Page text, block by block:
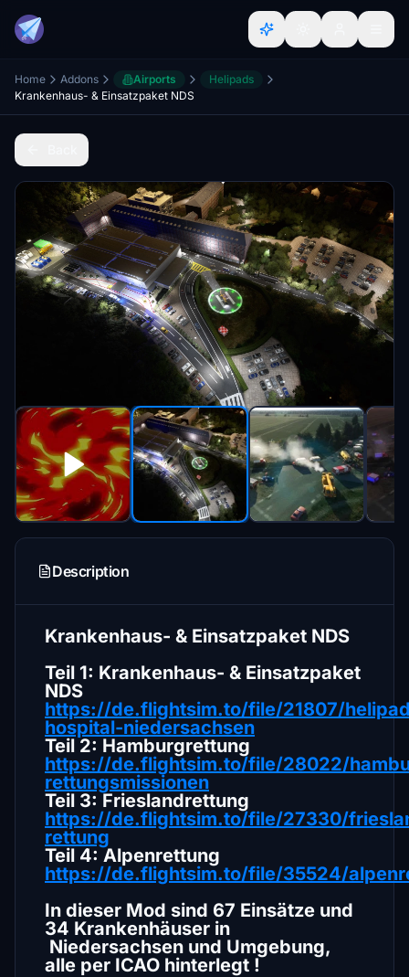
Home Addons Airports
Helipads
Krankenhaus- & Einsatzpaket NDS
Description
Krankenhaus- & Einsatzpaket NDS
Teil 1: Krankenhaus- & Einsatzpaket
NDS
https://de.flightsim.to/file/21807/
hospital-niedersachsen
Teil 2: Hamburgrettung
https://de.flightsim.to/file/28022/
rettungsmissionen
Teil 3: Frieslandrettung
https://de.flightsim.to/file/27330/
rettung
Teil 4: Alpenrettung
https://de.flightsim.to/file/35524/
In dieser Mod sind 67 Einsätze und
34 Krankenhäuser in
Niedersachsen und Umgebung,
alle per ICAO hinterlegt !